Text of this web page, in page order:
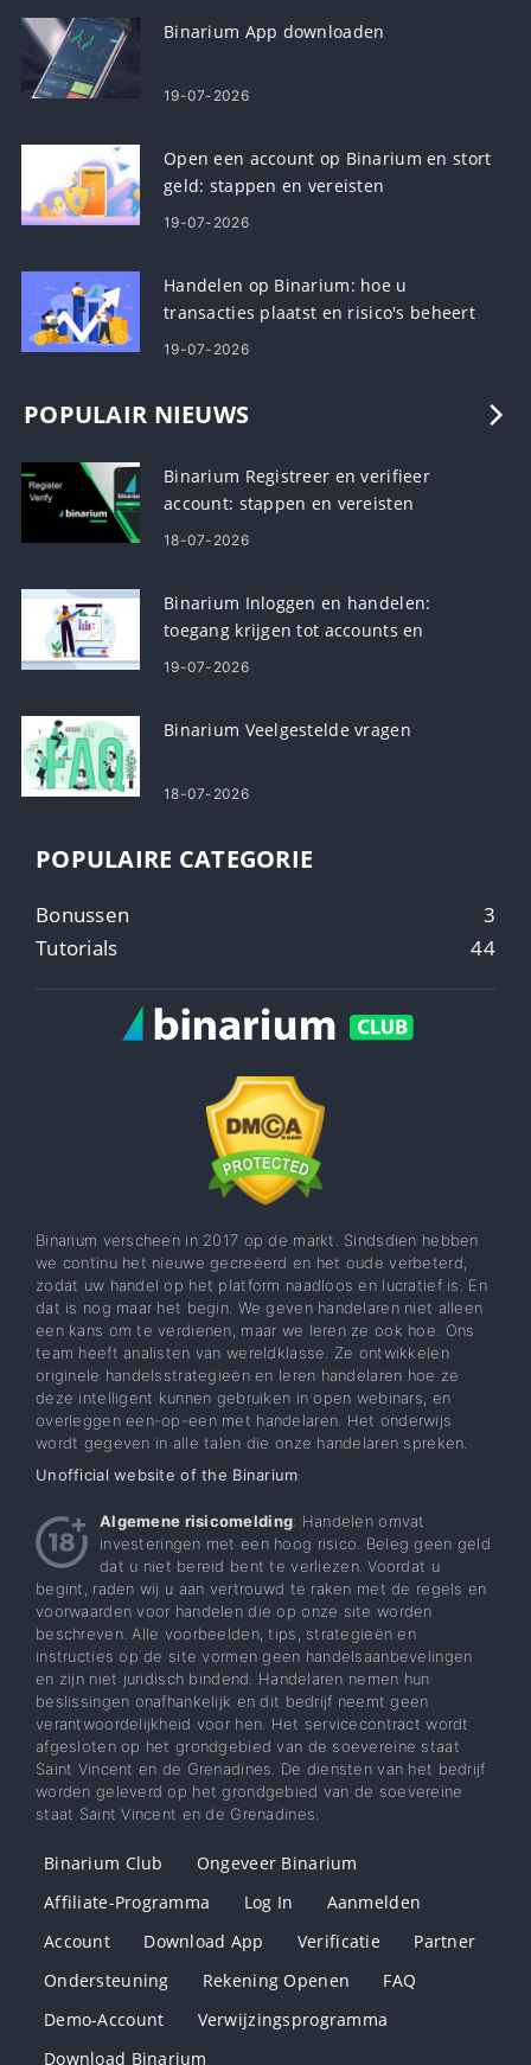
Binarium App downloaden
19-07-2026
Open een account op Binarium en stort
geld: stappen en vereisten
19-07-2026
Handelen op Binarium: hoe u
transacties plaatst en risico's beheert
19-07-2026
POPULAIR NIEUWS
Binarium Registreer en verifieer
account: stappen en vereisten
18-07-2026
Binarium Inloggen en handelen:
toegang krijgen tot accounts en
handelen in binaire opties
19-07-2026
Binarium Veelgestelde vragen
18-07-2026
POPULAIRE CATEGORIE
Bonussen
3
Tutorials
44
Binarium verscheen in 2017 op de markt. Sindsdien hebben
we continu het nieuwe gecreëerd en het oude verbeterd,
zodat uw handel op het platform naadloos en lucratief is. En
dat is nog maar het begin. We geven handelaren niet alleen
een kans om te verdienen, maar we leren ze ook hoe. Ons
team heeft analisten van wereldklasse. Ze ontwikkelen
originele handelsstrategieën en leren handelaren hoe ze
deze intelligent kunnen gebruiken in open webinars, en
overleggen een-op-een met handelaren. Het onderwijs
wordt gegeven in alle talen die onze handelaren spreken.
Unofficial website of the Binarium
Algemene risicomelding: Handelen omvat
investeringen met een hoog risico. Beleg geen geld
dat u niet bereid bent te verliezen. Voordat u
begint, raden wij u aan vertrouwd te raken met de regels en
voorwaarden voor handelen die op onze site worden
beschreven. Alle voorbeelden, tips, strategieën en
instructies op de site vormen geen handelsaanbevelingen
en zijn niet juridisch bindend. Handelaren nemen hun
beslissingen onafhankelijk en dit bedrijf neemt geen
verantwoordelijkheid voor hen. Het servicecontract wordt
afgesloten op het grondgebied van de soevereine staat
Saint Vincent en de Grenadines. De diensten van het bedrijf
worden geleverd op het grondgebied van de soevereine
staat Saint Vincent en de Grenadines.
Binarium Club
Ongeveer Binarium
Affiliate-Programma
Log In
Aanmelden
Account
Download App Verificatie
Partner
Ondersteuning
Rekening Openen
FAQ
Demo-Account
Verwijzingsprogramma
Download Binarium